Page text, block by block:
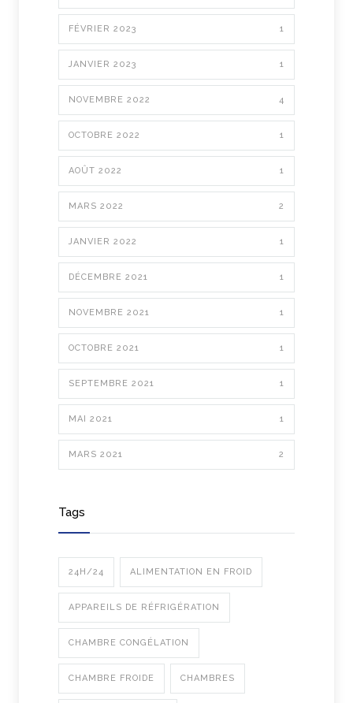
FÉVRIER 2023 1
JANVIER 2023 1
NOVEMBRE 2022 4
OCTOBRE 2022 1
AOÛT 2022 1
MARS 2022 2
JANVIER 2022 1
DÉCEMBRE 2021 1
NOVEMBRE 2021 1
OCTOBRE 2021 1
SEPTEMBRE 2021 1
MAI 2021 1
MARS 2021 2
Tags
24H/24 ALIMENTATION EN FROID
APPAREILS DE RÉFRIGÉRATION
CHAMBRE CONGÉLATION
CHAMBRE FROIDE CHAMBRES